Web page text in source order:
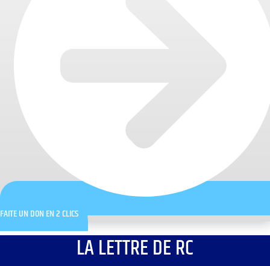
FAITE UN DON EN 2 CLICS
LA LETTRE DE RC